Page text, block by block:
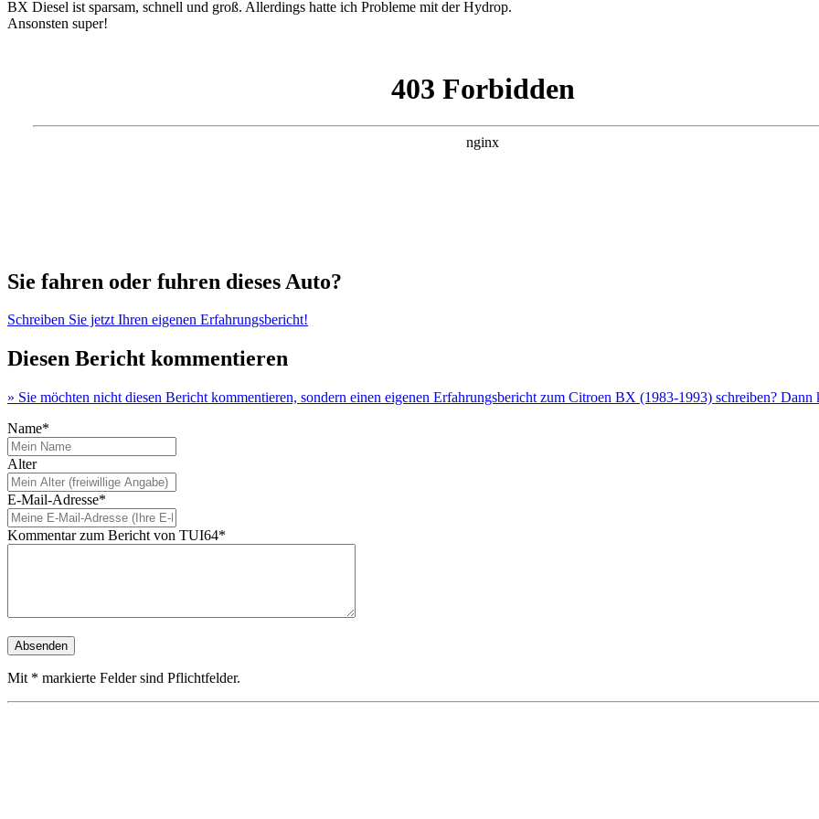
BX Diesel ist sparsam, schnell und groß. Allerdings hatte ich Probleme mit der Hydrop.
Ansonsten super!
Sie fahren oder fuhren dieses Auto?
Schreiben Sie jetzt Ihren eigenen Erfahrungsbericht!
Diesen Bericht kommentieren
» Sie möchten nicht diesen Bericht kommentieren, sondern einen eigenen Erfahrungsbericht zum Citroen BX (1983-1993) schreiben? Dann
Name*
Alter
E-Mail-Adresse*
Kommentar zum Bericht von TUI64*
Mit * markierte Felder sind Pflichtfelder.